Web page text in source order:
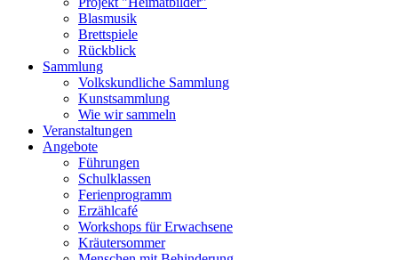
Blasmusik
Brettspiele
Rückblick
Sammlung
Volkskundliche Sammlung
Kunstsammlung
Wie wir sammeln
Veranstaltungen
Angebote
Führungen
Schulklassen
Ferienprogramm
Erzählcafé
Workshops für Erwachsene
Kräutersommer